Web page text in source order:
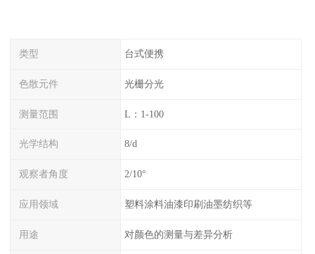
类型 台式便携
色散元件 光栅分光
测量范围 L：1-100
光学结构 8/d
观察者角度 2/10°
应用领域 塑料涂料油漆印刷油墨纺织等
用途 对颜色的测量与差异分析